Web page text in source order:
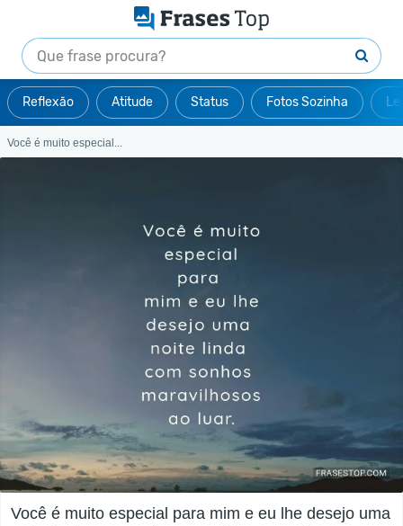
Reflexão Atitude Status Fotos Sozinha
Você é muito especial...
Você é muito especial para mim e eu lhe desejo uma